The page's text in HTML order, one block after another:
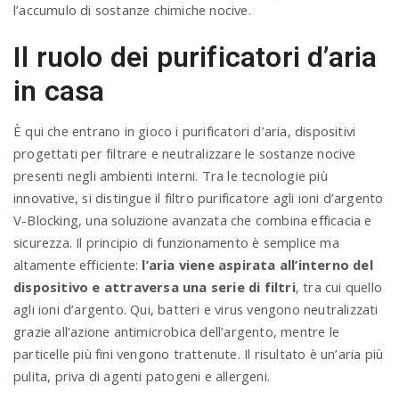
l’accumulo di sostanze chimiche nocive.
Il ruolo dei purificatori d’aria
in casa
È qui che entrano in gioco i purificatori d’aria, dispositivi
progettati per filtrare e neutralizzare le sostanze nocive
presenti negli ambienti interni. Tra le tecnologie più
innovative, si distingue il filtro purificatore agli ioni d’argento
V-Blocking, una soluzione avanzata che combina efficacia e
sicurezza. Il principio di funzionamento è semplice ma
altamente efficiente: l’aria viene aspirata all’interno del
dispositivo e attraversa una serie di filtri, tra cui quello
agli ioni d’argento. Qui, batteri e virus vengono neutralizzati
grazie all’azione antimicrobica dell’argento, mentre le
particelle più fini vengono trattenute. Il risultato è un’aria più
pulita, priva di agenti patogeni e allergeni.